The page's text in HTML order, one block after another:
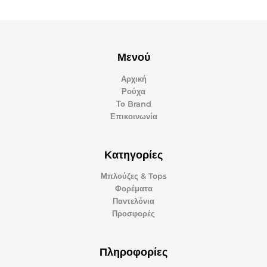
Μενού
Αρχική
Ρούχα
Το Brand
Επικοινωνία
Κατηγορίες
Μπλούζες & Tops
Φορέματα
Παντελόνια
Προσφορές
Πληροφορίες